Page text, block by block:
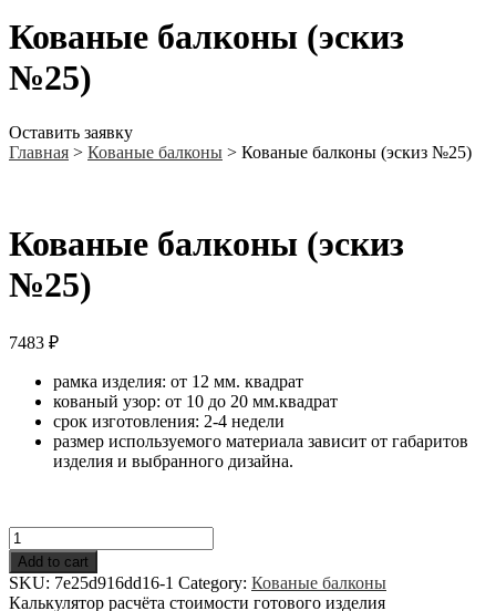
Кованые балконы (эскиз
№25)
Оставить заявку
Главная > Кованые балконы > Кованые балконы (эскиз №25)
Кованые балконы (эскиз
№25)
7483 ₽
рамка изделия: от 12 мм. квадрат
кованый узор: от 10 до 20 мм.квадрат
срок изготовления: 2-4 недели
размер используемого материала зависит от габаритов
изделия и выбранного дизайна.
Кованые
балконы
(эскиз
№25)
Add to cart
SKU: 7e25d916dd16-1 Category: Кованые балконы
Калькулятор расчёта стоимости готового изделия